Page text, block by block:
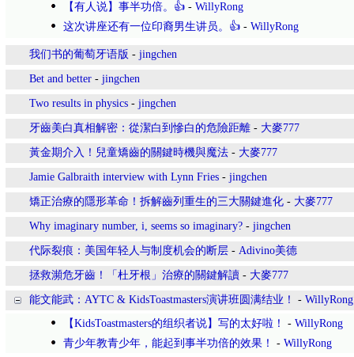
【有人说】事半功倍。👍 - WillyRong
这次讲座还有一位印裔男生讲员。👍 - WillyRong
我们书的葡萄牙语版 - jingchen
Bet and better - jingchen
Two results in physics - jingchen
牙齒美白真相解密：從潔白到慘白的危險距離 - 大麥777
黃金期介入！兒童矯齒的關鍵時機與魔法 - 大麥777
Jamie Galbraith interview with Lynn Fries - jingchen
矯正治療的隱形革命！拆解齒列重生的三大關鍵進化 - 大麥777
Why imaginary number, i, seems so imaginary? - jingchen
代际裂痕：美国年轻人与制度机会的断层 - Adivino美德
拯救瀕危牙齒！「杜牙根」治療的關鍵解讀 - 大麥777
能文能武：AYTC & KidsToastmasters演讲班圆满结业！ - WillyRong
【KidsToastmasters的组织者说】写的太好啦！
- WillyRong
青少年教青少年，能起到事半功倍的效果！
- WillyRong